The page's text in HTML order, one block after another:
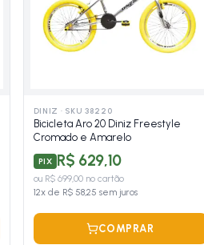
DINIZ · SKU 38220
Bicicleta Aro 20 Diniz Freestyle
Cromado e Amarelo
PIX R$ 629,10
ou R$ 699,00no cartão
12x de R$ 58,25 sem juros
COMPRAR